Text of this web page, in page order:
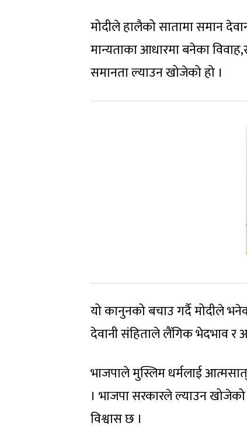
मोदीले हालैको सातामा समान
मान्यताका आधारमा बनेका
समानता ल्याउन खोजेको हो ।
यो कानुनको बचाउ गर्दै मोदीले
देवानी संहिताले लैंगिक भेदभाव र
भाजपाले मुस्लिम धर्मलाई
। भाजपा सरकारले ल्याउन
विश्वास छ ।